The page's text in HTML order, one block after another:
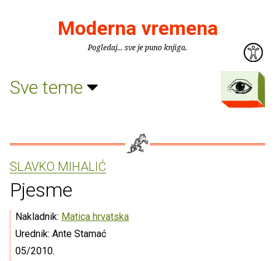
Moderna vremena
Pogledaj... sve je puno knjiga.
Sve teme
SLAVKO MIHALIĆ
Pjesme
Nakladnik: Matica hrvatska
Urednik: Ante Stamać
05/2010.